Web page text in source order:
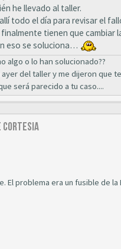
he llevado al taller.
todo el día para revisar el
tienen que cambiar
eso se soluciona…
algo o lo han solucionado??
ayer del taller y me dijeron que
será parecido a tu caso....
cortesia
El problema era un fusible de